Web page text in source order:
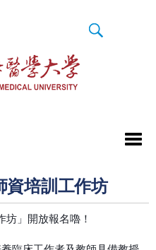
資培訓工作坊
坊」開放報名嚕！